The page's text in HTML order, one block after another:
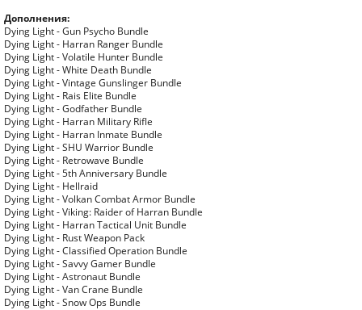
Дополнения:
Dying Light - Gun Psycho Bundle
Dying Light - Harran Ranger Bundle
Dying Light - Volatile Hunter Bundle
Dying Light - White Death Bundle
Dying Light - Vintage Gunslinger Bundle
Dying Light - Rais Elite Bundle
Dying Light - Godfather Bundle
Dying Light - Harran Military Rifle
Dying Light - Harran Inmate Bundle
Dying Light - SHU Warrior Bundle
Dying Light - Retrowave Bundle
Dying Light - 5th Anniversary Bundle
Dying Light - Hellraid
Dying Light - Volkan Combat Armor Bundle
Dying Light - Viking: Raider of Harran Bundle
Dying Light - Harran Tactical Unit Bundle
Dying Light - Rust Weapon Pack
Dying Light - Classified Operation Bundle
Dying Light - Savvy Gamer Bundle
Dying Light - Astronaut Bundle
Dying Light - Van Crane Bundle
Dying Light - Snow Ops Bundle